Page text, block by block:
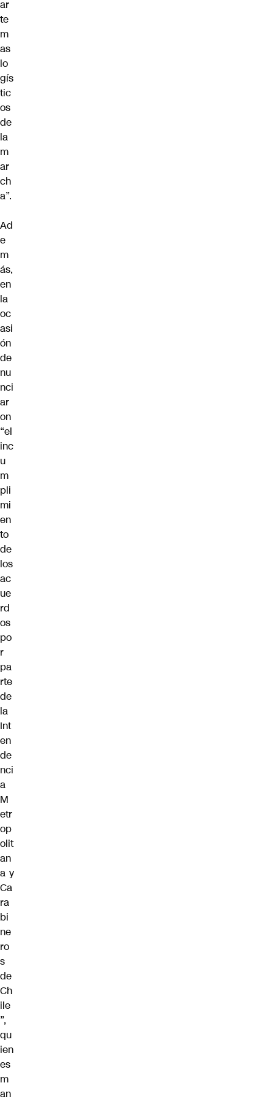
ar
te
m
as
lo
gís
tic
os
de
la
m
ar
ch
a”.
Ad
e
m
ás,
en
la
oc
asi
ón
de
nu
nci
ar
on
“el
inc
u
m
pli
mi
en
to
de
los
ac
ue
rd
os
po
r
pa
rte
de
la
Int
en
de
nci
a
M
etr
op
olit
an
a y
Ca
ra
bi
ne
ro
s
de
Ch
ile
”,
qu
ien
es
m
an